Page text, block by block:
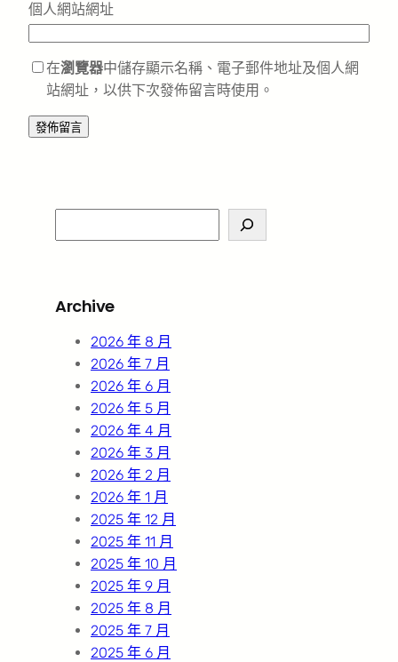
個人網站網址
在瀏覽器中儲存顯示名稱、電子郵件地址及個人網
站網址，以供下次發佈留言時使用。
e
c
Archive
2026 年 8 月
2026 年 7 月
2026 年 6 月
2026 年 5 月
2026 年 4 月
2026 年 3 月
2026 年 2 月
2026 年 1 月
2025 年 12 月
2025 年 11 月
2025 年 10 月
2025 年 9 月
2025 年 8 月
2025 年 7 月
2025 年 6 月